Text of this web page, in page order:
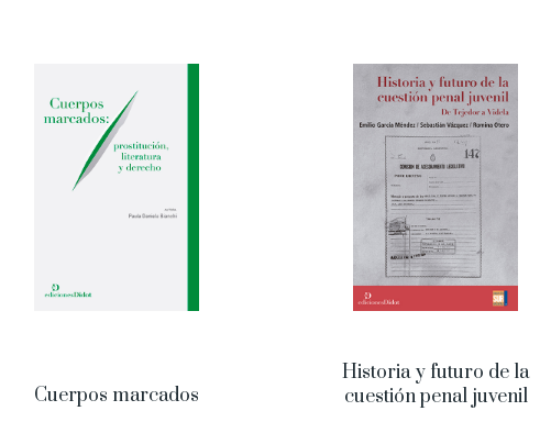
Cuerpos marcados
Historia y futuro de la
cuestión penal juvenil